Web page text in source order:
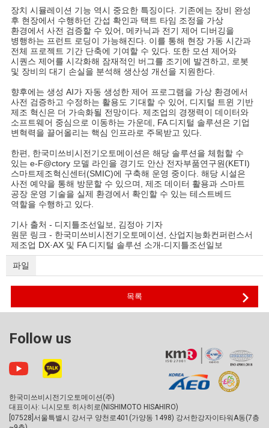
장치 시뮬레이션 기능 역시 중요한 특징이다. 기존에는 장비 완성
후 현장에서 수행하던 간섭 확인과 택트 타임 조정을 가상
환경에서 사전 검증할 수 있어, 메카닉과 전기 제어 디버깅을
병행하는 프런트 로딩이 가능해진다. 이를 통해 현장 가동 시간과
전체 프로젝트 기간 단축에 기여할 수 있다. 또한 모션 제어와
시퀀스 제어를 시각화해 잠재적인 버그를 조기에 발견하고, 로봇
및 장비의 대기 손실을 분석해 생산성 개선을 지원한다.
향후에는 생성 AI가 자동 생성한 제어 프로그램을 가상 환경에서
사전 검증하고 수정하는 활용도 기대할 수 있어, 디지털 트윈 기반
제조 혁신은 더 가속화될 전망이다. 제조업의 경쟁력이 데이터와
소프트웨어 중심으로 이동하는 가운데, FA 디지털 솔루션은 기업
변혁력을 끌어올리는 핵심 인프라로 주목받고 있다.
한편, 한국미쓰비시전기오토메이션은 해당 솔루션을 체험할 수
있는 e-F@ctory 모델 라인을 경기도 안산 전자부품연구원(KETI)
스마트제조혁신센터(SMIC)에 구축해 운영 중이다. 해당 시설은
사전 예약을 통해 방문할 수 있으며, 제조 데이터 활용과 스마트
공장 운영 기술을 실제 환경에서 확인할 수 있는 테스트베드
역할을 수행하고 있다.
기사 출처 - 디지틀조선일보, 김정아 기자
원문 링크 - 한국미쓰비시전기오토메이션, 산업지능화컨퍼런스서
제조업 DX·AX 및 FA 디지털 솔루션 소개-디지틀조선일보
파일
목록
Follow us
한국미쓰비시전기오토메이션(주)
대표이사: 니시모토 히사히로(NISHIMOTO HISAHIRO)
[07528]서울특별시 강서구 양천로401(가양동 1498) 강서한강자이타워A동(7층